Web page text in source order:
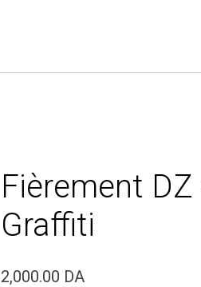
Fièrement
Graffiti
2,000.00 DA